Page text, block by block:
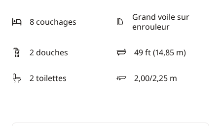
8 couchages
Grand voile sur
enrouleur
2 douches 49 ft (14,85 m)
longueur
2 toilettes
2,00/2,25 m
tirant d'eau